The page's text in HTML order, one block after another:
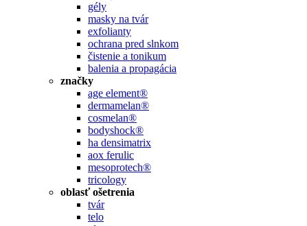
gély
masky na tvár
exfolianty
ochrana pred slnkom
čistenie a tonikum
balenia a propagácia
značky
age element®
dermamelan®
cosmelan®
bodyshock®
ha densimatrix
aox ferulic
mesoprotech®
tricology
oblasť ošetrenia
tvár
telo